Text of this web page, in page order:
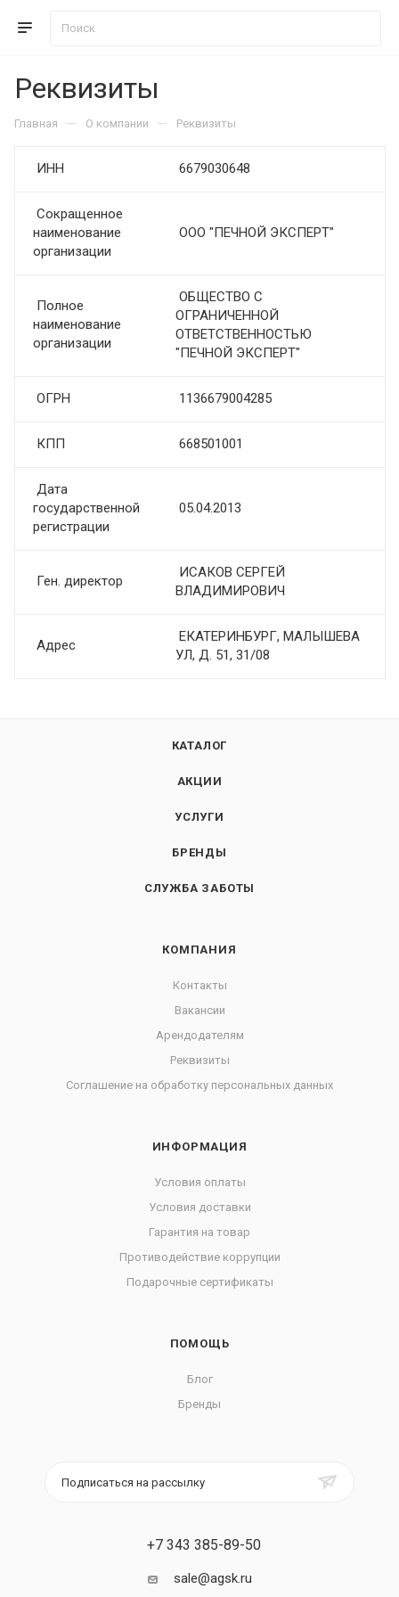
Реквизиты
Главная — О компании — Реквизиты
ИНН 6679030648
Сокращенное
наименование
организации
ООО "ПЕЧНОЙ ЭКСПЕРТ"
Полное
наименование
организации
ОБЩЕСТВО С
ОГРАНИЧЕННОЙ
ОТВЕТСТВЕННОСТЬЮ
"ПЕЧНОЙ ЭКСПЕРТ"
ОГРН 1136679004285
КПП 668501001
Дата
государственной
регистрации
05.04.2013
Ген. директор
ИСАКОВ СЕРГЕЙ
ВЛАДИМИРОВИЧ
Адрес
ЕКАТЕРИНБУРГ, МАЛЫШЕВА
УЛ, Д. 51, 31/08
КАТАЛОГ
АКЦИИ
УСЛУГИ
БРЕНДЫ
СЛУЖБА ЗАБОТЫ
КОМПАНИЯ
Контакты
Вакансии
Арендодателям
Реквизиты
Соглашение на обработку персональных данных
ИНФОРМАЦИЯ
Условия оплаты
Условия доставки
Гарантия на товар
Противодействие коррупции
Подарочные сертификаты
ПОМОЩЬ
Блог
Бренды
Подписаться на рассылку
+7 343 385-89-50
sale@agsk.ru